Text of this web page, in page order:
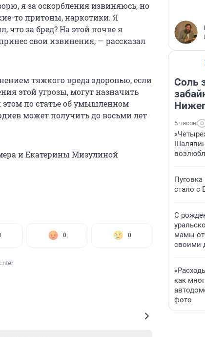
я за оскорбления извиняюсь, но
то притоны, наркотики. Я
что за бред? На этой почве я
свои извинения, — рассказал
тяжкого вреда здоровью, если
этой угрозы, могут назначить
по статье об умышленном
может получить до восьми лет
и Екатерины Мизулиной
0 0
Соль
5 часов
стало с
С
мамы
своими
как
фото